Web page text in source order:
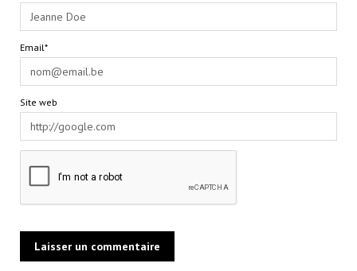
Email*
Site web